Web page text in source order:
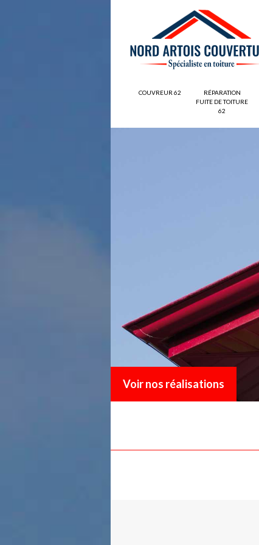
COUVREUR 62
RÉPARATION
FUITE DE TOITURE
62
Voir nos réalisations